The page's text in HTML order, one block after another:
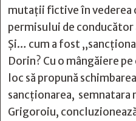
mutații fictive în vederea
permisului de conducător
Şi… cum a fost
Dorin? Cu o mângăiere
loc să propună
sancționarea, semnatara
Grigoroiu,